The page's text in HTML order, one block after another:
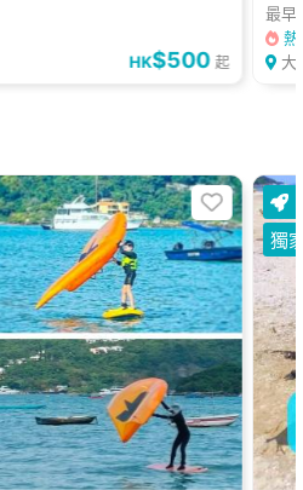
HK$500 起
最早
熱
大
獨